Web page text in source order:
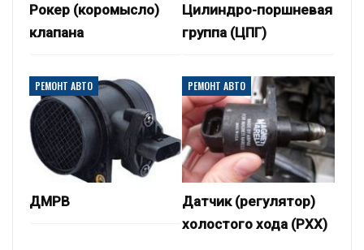
Рокер (коромысло)
клапана
Цилиндро-поршневая
группа (ЦПГ)
РЕМОНТ АВТО
ДМРВ
РЕМОНТ АВТО
Датчик (регулятор)
холостого хода (РХХ)